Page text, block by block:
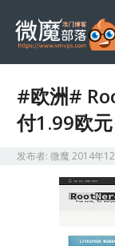
#欧洲#
付1.99欧元
发布者:微魔2014年